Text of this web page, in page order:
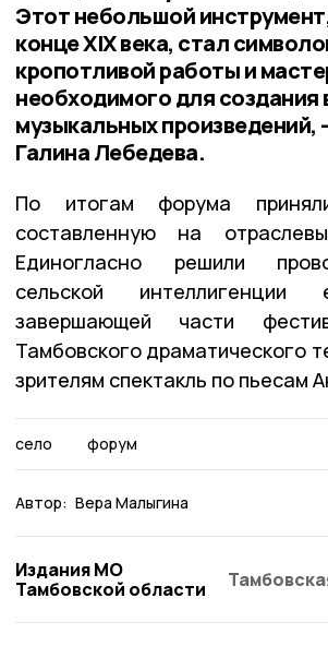
Этот небольшой
конце XIX века, стал
кропотливой работы и
необходимого для создания
музыкальных произведений,
Галина Лебедева.
По итогам форума
составленную на
Единогласно решили
сельской
завершающей части
Тамбовского драматического
зрителям спектакль по пьесам
село форум
Автор: Вера Малыгина
Издания МО
Тамбовской области